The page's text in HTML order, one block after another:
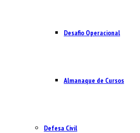
Desafio Operacional
Almanaque de Cursos
Defesa Civil